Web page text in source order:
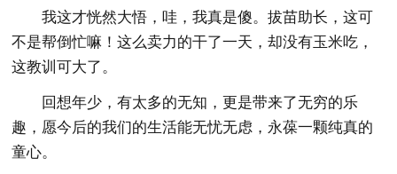
我这才恍然大悟，哇，我真是傻。拔苗助长，这可
不是帮倒忙嘛！这么卖力的干了一天，却没有玉米吃，
这教训可大了。
回想年少，有太多的无知，更是带来了无穷的乐
趣，愿今后的我们的生活能无忧无虑，永葆一颗纯真的
童心。